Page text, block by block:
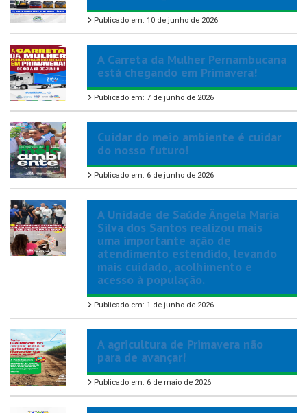
Publicado em: 10 de junho de 2026
A Carreta da Mulher Pernambucana
está chegando em Primavera!
Publicado em: 7 de junho de 2026
Cuidar do meio ambiente é cuidar
do nosso futuro!
Publicado em: 6 de junho de 2026
A Unidade de Saúde Ângela Maria
Silva dos Santos realizou mais
uma importante ação de
atendimento estendido, levando
mais cuidado, acolhimento e
acesso à população.
Publicado em: 1 de junho de 2026
A agricultura de Primavera não
para de avançar!
Publicado em: 6 de maio de 2026